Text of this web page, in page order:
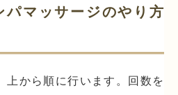
パマッサージのやり方
上から順に行います。回数を